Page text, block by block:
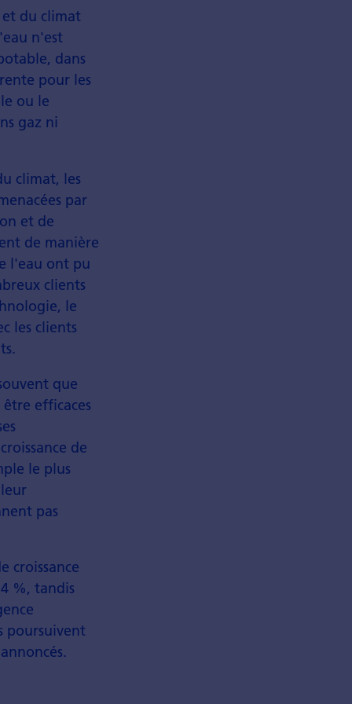
du climat
n'est
dans
pour les
ou le
gaz ni
climat, les
par
et de
de manière
l'eau ont pu
clients
le
les clients
que
efficaces
de
le plus
pas
croissance
%, tandis
poursuivent